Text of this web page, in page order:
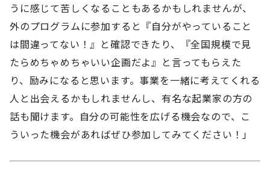
うに感じて苦しくなることもあるかもしれませんが、
外のプログラムに参加すると『自分がやっていること
は間違ってない！』と確認できたり、『全国規模で見
たらめちゃめちゃいい企画だよ』と言ってもらえた
り、励みになると思います。事業を一緒に考えてくれる
人と出会えるかもしれませんし、有名な起業家の方の
話も聞けます。自分の可能性を広げる機会なので、こ
ういった機会があればぜひ参加してみてください！」